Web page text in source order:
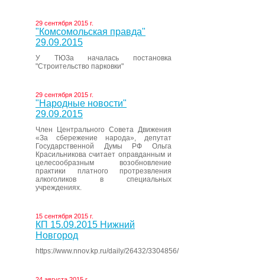
29 сентября 2015 г.
"Комсомольская правда"
29.09.2015
У ТЮЗа началась постановка
"Строительство парковки"
29 сентября 2015 г.
"Народные новости"
29.09.2015
Член Центрального Совета Движения
«За сбережение народа», депутат
Государственной Думы РФ Ольга
Красильникова считает оправданным и
целесообразным возобновление
практики платного протрезвления
алкоголиков в специальных
учреждениях.
15 сентября 2015 г.
КП 15.09.2015 Нижний
Новгород
https://www.nnov.kp.ru/daily/26432/3304856/